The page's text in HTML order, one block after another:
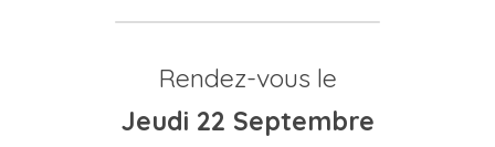
Rendez-vous le
Jeudi 22 Septembre